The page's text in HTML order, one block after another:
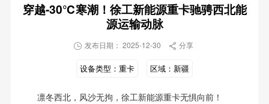
穿越-30℃寒潮！徐工新能源重卡驰骋西北能
源运输动脉
 发布日期： 2025-12-30  分享
设备类型： 重卡 区域： 新疆
凛冬西北，风沙无拘，徐工新能源重卡无惧向前！